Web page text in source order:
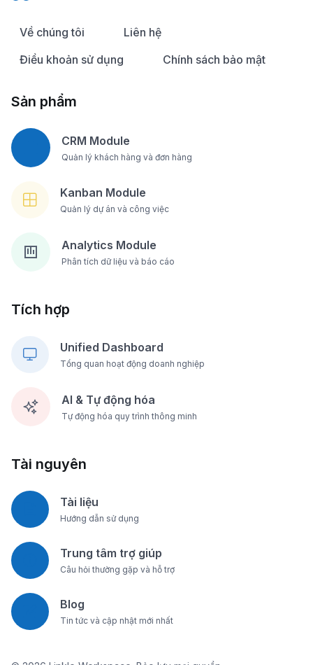
Về chúng tôi
Liên hệ
Điều khoản sử dụng
Chính sách bảo mật
Sản phẩm
CRM Module
Quản lý khách hàng và đơn hàng
Kanban Module
Quản lý dự án và công việc
Analytics Module
Phân tích dữ liệu và báo cáo
Tích hợp
Unified Dashboard
Tổng quan hoạt động doanh nghiệp
AI & Tự động hóa
Tự động hóa quy trình thông minh
Tài nguyên
Tài liệu
Hướng dẫn sử dụng
Trung tâm trợ giúp
Câu hỏi thường gặp và hỗ trợ
Blog
Tin tức và cập nhật mới nhất